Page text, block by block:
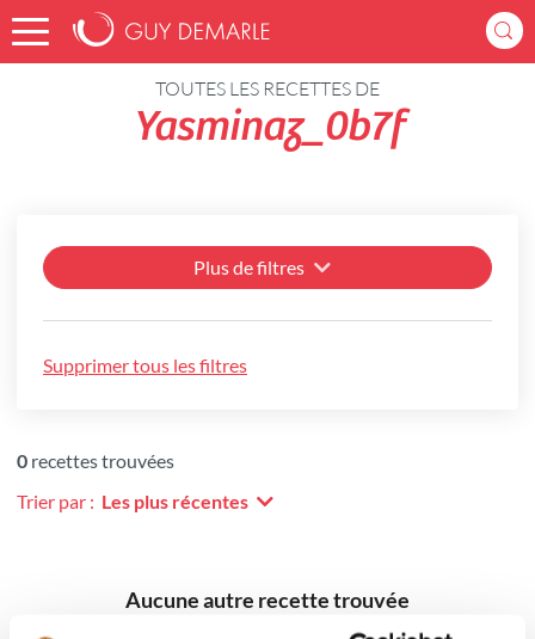
Accueil Recettes
TOUTES LES RECETTES DE
Yasminaz_0b7f
Plus de filtres
Supprimer tous les filtres
0 recettes trouvées
Trier par : Les plus récentes
Aucune autre recette trouvée